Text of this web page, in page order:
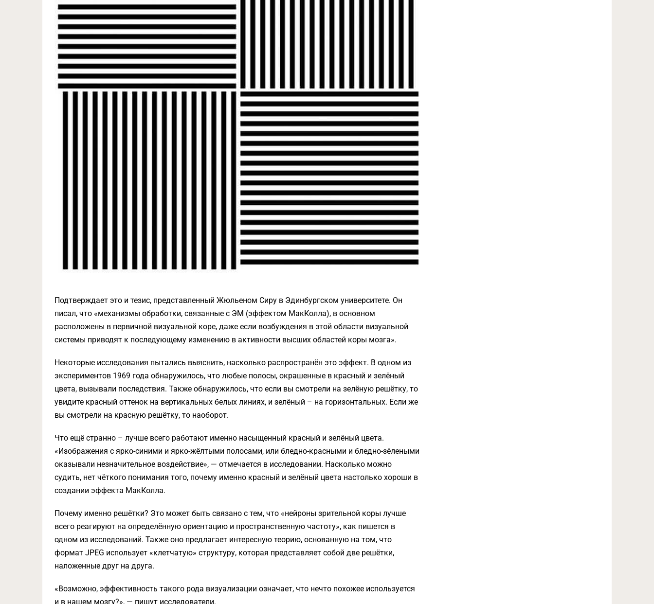
Подтверждает это и тезис, представленный Жюльеном Сиру в Эдинбургском университете. Он
писал, что «механизмы обработки, связанные с ЭМ (эффектом МакКолла), в основном
расположены в первичной визуальной коре, даже если возбуждения в этой области визуальной
системы приводят к последующему изменению в активности высших областей коры мозга».
Некоторые исследования пытались выяснить, насколько распространён это эффект. В одном из
экспериментов 1969 года обнаружилось, что любые полосы, окрашенные в красный и зелёный
цвета, вызывали последствия. Также обнаружилось, что если вы смотрели на зелёную решётку, то
увидите красный оттенок на вертикальных белых линиях, и зелёный – на горизонтальных. Если же
вы смотрели на красную решётку, то наоборот.
Что ещё странно – лучше всего работают именно насыщенный красный и зелёный цвета.
«Изображения с ярко-синими и ярко-жёлтыми полосами, или бледно-красными и бледно-зёлеными
оказывали незначительное воздействие», — отмечается в исследовании. Насколько можно
судить, нет чёткого понимания того, почему именно красный и зелёный цвета настолько хороши в
создании эффекта МакКолла.
Почему именно решётки? Это может быть связано с тем, что «нейроны зрительной коры лучше
всего реагируют на определённую ориентацию и пространственную частоту», как пишется в
одном из исследований. Также оно предлагает интересную теорию, основанную на том, что
формат JPEG использует «клетчатую» структуру, которая представляет собой две решётки,
наложенные друг на друга.
«Возможно, эффективность такого рода визуализации означает, что нечто похожее используется
и в нашем мозгу?», — пишут исследователи.